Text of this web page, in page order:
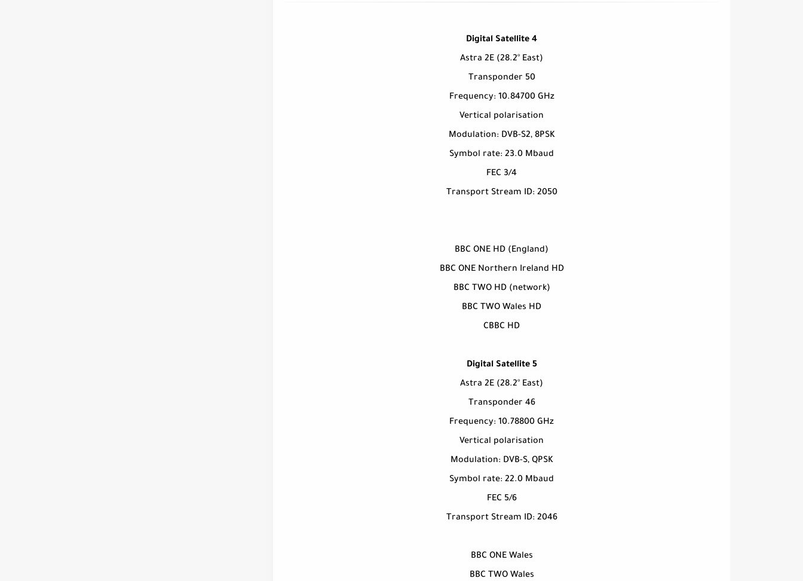
Digital Satellite 4
Astra 2E (28.2° East)
Transponder 50
Frequency: 10.84700 GHz
Vertical polarisation
Modulation: DVB-S2, 8PSK
Symbol rate: 23.0 Mbaud
FEC 3/4
Transport Stream ID: 2050
BBC ONE HD (England)
BBC ONE Northern Ireland HD
BBC TWO HD (network)
BBC TWO Wales HD
CBBC HD
Digital Satellite 5
Astra 2E (28.2° East)
Transponder 46
Frequency: 10.78800 GHz
Vertical polarisation
Modulation: DVB-S, QPSK
Symbol rate: 22.0 Mbaud
FEC 5/6
Transport Stream ID: 2046
BBC ONE Wales
BBC TWO Wales